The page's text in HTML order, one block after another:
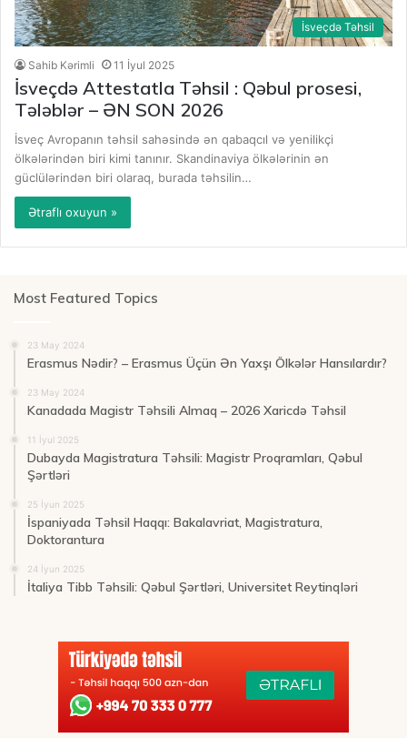
İsveçdə Təhsil
Sahib Kərimli 11 İyul 2025
İsveçdə Attestatla Təhsil : Qəbul prosesi,
Tələblər – ƏN SON 2026
İsveç Avropanın təhsil sahəsində ən qabaqcıl və yenilikçi
ölkələrindən biri kimi tanınır. Skandinaviya ölkələrinin ən
güclülərindən biri olaraq, burada təhsilin…
Ətraflı oxuyun »
Most Featured Topics
23 May 2024
Erasmus Nədir? – Erasmus Üçün Ən Yaxşı Ölkələr Hansılardır?
23 May 2024
Kanadada Magistr Təhsili Almaq – 2026 Xaricdə Təhsil
11 İyul 2025
Dubayda Magistratura Təhsili: Magistr Proqramları, Qəbul
Şərtləri
25 İyun 2025
İspaniyada Təhsil Haqqı: Bakalavriat, Magistratura,
Doktorantura
24 İyun 2025
İtaliya Tibb Təhsili: Qəbul Şərtləri, Universitet Reytinqləri